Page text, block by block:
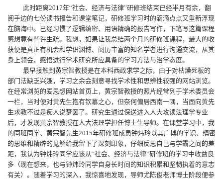
此时距离2017年“社会、经济与法律”研修班结束已经半月有余，翻
阅手边的七份读书报告和课堂笔记，研修班学习时的滴滴点点又重新浮现
在脑海中。已经习惯了逻辑缜密、用语精确的报告写作，下笔写这篇课程
感想竟有些许生疏。我想，如果让我总结两个月的研修班课程，最大的收
获便是真正有机会和学识渊博、阅历丰富的知名学者进行沟通交流，从其
身上领会、感悟进行学术研究所应具备的学习方法与治学态度。
最早接触到黄宗智教授是在本科西政求学之际，由于对枯燥死板的
部门法缺乏兴趣，学习之余会刻意寻找学术性和思辨性较强的网站浏览。
在经常浏览的爱思想网站首页上，黄宗智教授的照片经常列于学术委员会
一栏，当时便对黄先生抱有钦慕之心，但奈何偏居西南一隅，当面向黄先
生求教不过是痴人说梦罢了。研究生通过保送进入人大攻读法理学专业
后，才发现黄宗智教授在人大法理学担任博士生导师。在课堂学习中，我
的同班同学、黄宗智先生2015年研修班成员钟炜玲以其广博的学识、缜密
的思维和精辟的见解给我留下了深刻印象，仔细反思自己与学霸之间的差
距，我认为钟炜玲同学应该从“社会、经济与法律”研修班的学习中收益良
多（现在想来，也与钟炜玲同学自身长时间的知识积累和坚韧执着的意志
有关）。随着学习的深入，我惊喜地发现，导师尤陈俊老师博士阶段便参